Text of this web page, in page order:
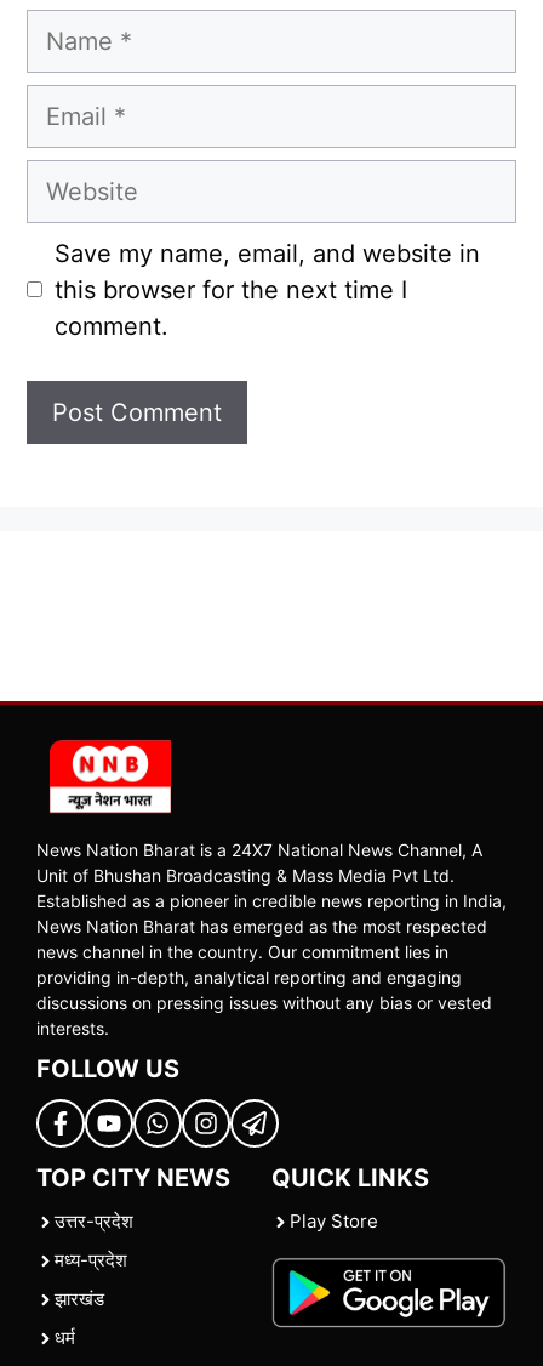
Name
Email
Website
Save my name, email, and website in
this browser for the next time I
comment.
News Nation Bharat is a 24X7 National News Channel, A
Unit of Bhushan Broadcasting & Mass Media Pvt Ltd.
Established as a pioneer in credible news reporting in India,
News Nation Bharat has emerged as the most respected
news channel in the country. Our commitment lies in
providing in-depth, analytical reporting and engaging
discussions on pressing issues without any bias or vested
interests.
FOLLOW US
TOP CITY NEWS
उत्तर-प्रदेश
मध्य-प्रदेश
झारखंड
धर्म
QUICK LINKS
Play Store